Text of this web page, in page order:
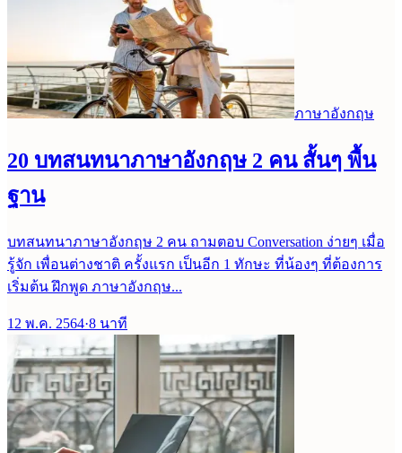
ภาษาอังกฤษ
20 บทสนทนาภาษาอังกฤษ 2 คน สั้นๆ พื้น
ฐาน
บทสนทนาภาษาอังกฤษ 2 คน ถามตอบ Conversation ง่ายๆ เมื่อ
รู้จัก เพื่อนต่างชาติ ครั้งแรก เป็นอีก 1 ทักษะ ที่น้องๆ ที่ต้องการ
เริ่มต้น ฝึกพูด ภาษาอังกฤษ...
12 พ.ค. 2564·8 นาที